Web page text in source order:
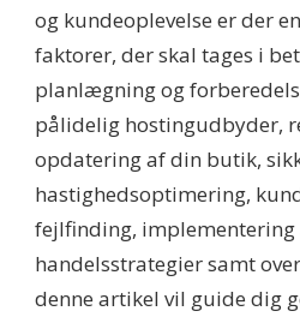
og kundeoplevelse er der
faktorer, der skal tages i
planlægning og
pålidelig hostingudbyder,
opdatering af din butik,
hastighedsoptimering,
fejlfinding, implementering
handelsstrategier samt
denne artikel vil guide dig